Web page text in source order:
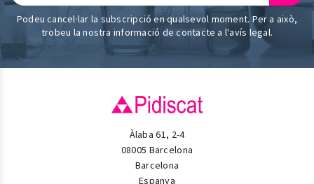
Podeu cancel·lar la subscripció en qualsevol moment. Per a això,
trobeu la nostra informació de contacte a l'avís legal.
Àlaba 61, 2-4
08005 Barcelona
Barcelona
Espanya